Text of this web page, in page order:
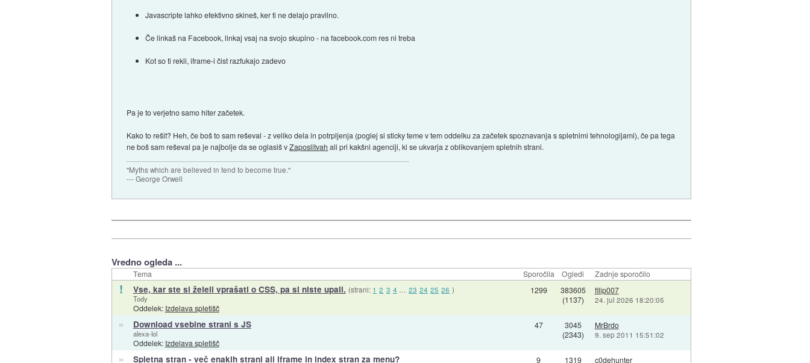
Javascripte lahko efektivno skineš, ker ti ne delajo pravilno.
Če linkaš na Facebook, linkaj vsaj na svojo skupino - na facebook.com res ni treba
Kot so ti rekli, iframe-i čist razfukajo zadevo
Pa je to verjetno samo hiter začetek.
Kako to rešit? Heh, če boš to sam reševal - z veliko dela in potrpljenja (poglej si sticky teme v tem oddelku za začetek spoznavanja s spletnimi tehnologijami), če pa tega
ne boš sam reševal pa je najbolje da se oglasiš vZaposlitvah ali pri kakšni agenciji, ki se ukvarja z oblikovanjem spletnih strani.
"Myths which are believed in tend to become true."
--- George Orwell
Vredno ogleda ...
Tema Sporočila Ogledi Zadnje sporočilo
! Vse, kar ste si želeli vprašati o CSS, pa si niste upali. (strani: 1 2 3 4 … 23 24 25 26 )
Tody
Oddelek: Izdelava spletišč
1299
383605
(1137)
filip007
24. jul 2026 18:20:05
» Download vsebine strani s JS
alexa-lol
Oddelek: Izdelava spletišč
47
3045
(2343)
MrBrdo
9. sep 2011 15:51:02
» Spletna stran - več enakih strani ali iframe in index stran za menu? 9 1319 c0dehunter